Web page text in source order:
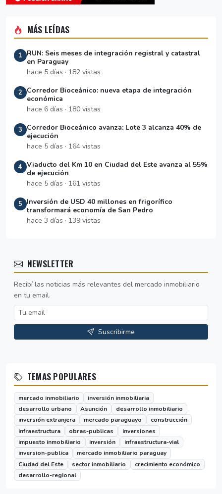
MÁS LEÍDAS
1
RUN: Seis meses de integración registral y catastral
en Paraguay
hace 5 días · 182 vistas
2
Corredor Bioceánico: nueva etapa de integración
económica
hace 6 días · 180 vistas
3
Corredor Bioceánico avanza: Lote 3 alcanza 40% de
ejecución
hace 5 días · 164 vistas
4 Viaducto del Km 10 en Ciudad del Este avanza al 55%
de ejecución
hace 5 días · 161 vistas
5
Inversión de USD 40 millones en frigorífico
transformará economía de San Pedro
hace 3 días · 139 vistas
NEWSLETTER
Recibí las noticias más relevantes del mercado inmobiliario
en tu email.
Suscribirme
TEMAS POPULARES
mercado inmobiliario
inversión inmobiliaria
desarrollo urbano
Asunción
desarrollo inmobiliario
inversión extranjera
mercado paraguayo
construcción
infraestructura
obras-publicas
inversiones
impuesto inmobiliario
inversión
infraestructura-vial
inversion-publica
mercado inmobiliario paraguay
Ciudad del Este
sector inmobiliario
crecimiento económico
desarrollo-regional